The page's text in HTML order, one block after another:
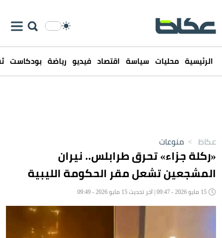
الرئيسية محليات سياسة اقتصاد فيديو رياضة بودكاست
عكاظ > منوعات
«ركلة جزاء» تحرق طرابلس.. نيران
المشجعين تشعل مقر الحكومة الليبية